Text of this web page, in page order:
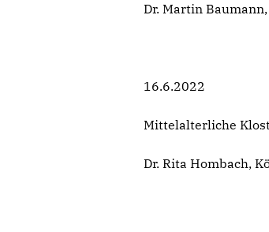
Dr. Martin
16.6.2022
Mittelalterliche
Dr. Rita Hombach,